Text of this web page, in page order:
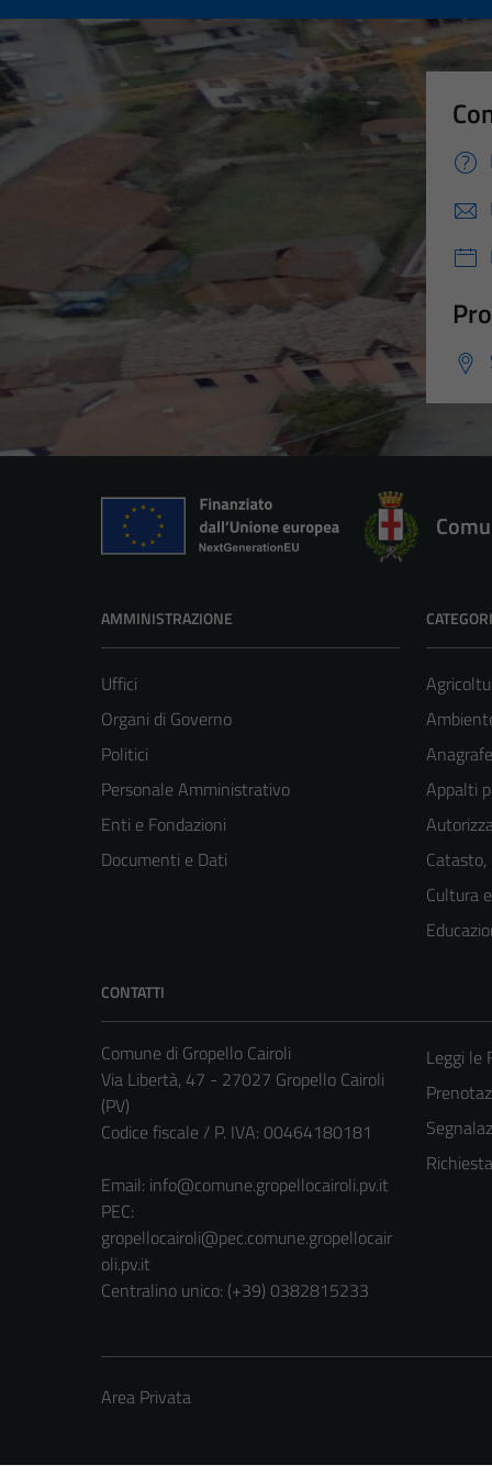
AMMINISTRAZIONE
Uffici
Organi di Governo
Politici
Personale Amministrativo
Enti e Fondazioni
Documenti e Dati
Appalti
Catasto,
Cultura
CONTATTI
Comune di Gropello Cairoli
Via Libertà, 47 - 27027 Gropello Cairoli
(PV)
Codice fiscale / P. IVA: 00464180181
Email: info@comune.gropellocairoli.pv.it
PEC:
gropellocairoli@pec.comune.gropellocair
oli.pv.it
Centralino unico: (+39) 0382815233
Leggi le
Area Privata